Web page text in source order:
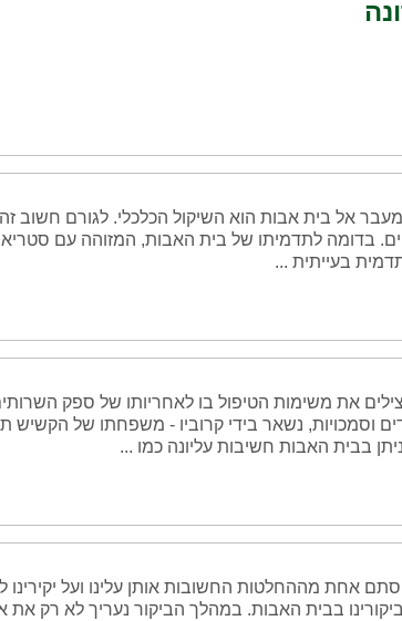
אל בית אבות הוא השיקול הכלכלי. לגורם חשוב
בדומה לתדמיתו של בית האבות, המזוהה עם
בעייתית ...
את משימות הטיפול בו לאחריותו של ספק
וסמכויות, נשאר בידי קרוביו - משפחתו של הקשיש
בבית האבות חשיבות עליונה כמו ...
אחת מההחלטות החשובות אותן עלינו ועל יקירינו
בבית האבות. במהלך הביקור נעריך לא רק את